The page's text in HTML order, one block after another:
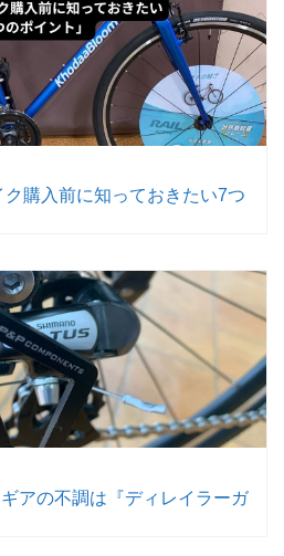
購入前に知っておきたい7つ
アの不調は『ディレイラーガ